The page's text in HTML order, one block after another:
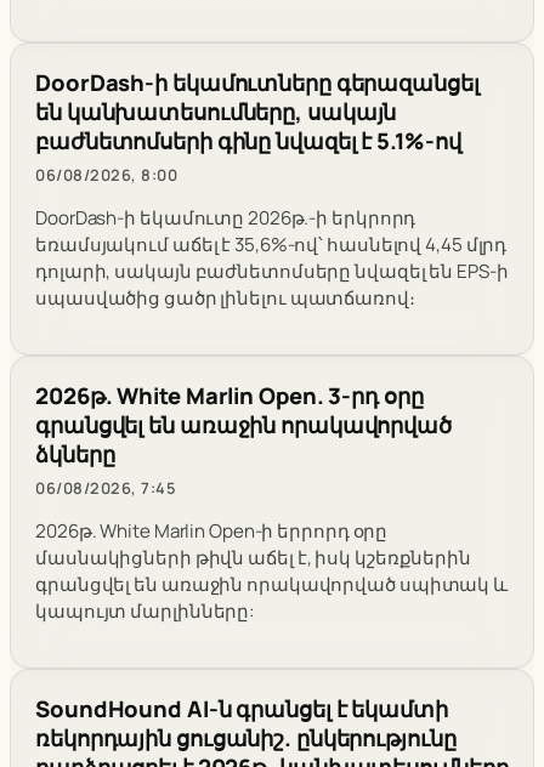
DoorDash-ի եկամուտները գերազանցել
են կանխատեսումները, սակայն
բաժնետոմսերի գինը նվազել է 5.1%-ով
06/08/2026, 8:00
DoorDash-ի եկամուտը 2026թ.-ի երկրորդ
եռամսյակում աճել է 35,6%-ով՝ հասնելով 4,45 մլրդ
դոլարի, սակայն բաժնետոմսերը նվազել են EPS-ի
սպասվածից ցածր լինելու պատճառով։
2026թ. White Marlin Open. 3-րդ օրը
գրանցվել են առաջին որակավորված
ձկները
06/08/2026, 7:45
2026թ. White Marlin Open-ի երրորդ օրը
մասնակիցների թիվն աճել է, իսկ կշեռքներին
գրանցվել են առաջին որակավորված սպիտակ և
կապույտ մարլինները:
SoundHound AI-ն գրանցել է եկամտի
ռեկորդային ցուցանիշ. ընկերությունը